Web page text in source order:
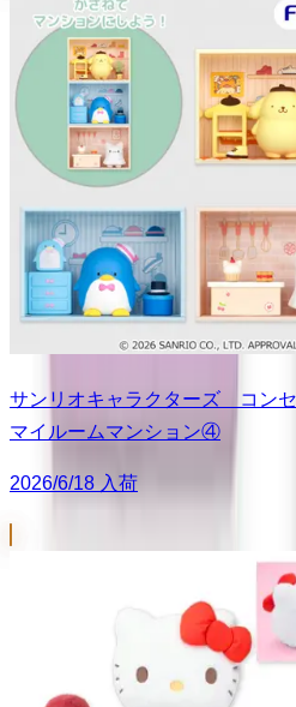
サンリオキャラクターズ コン
マイルームマンション④
2026/6/18 入荷